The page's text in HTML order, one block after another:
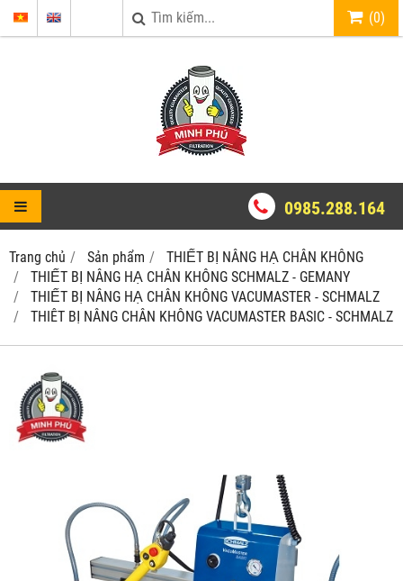
(0)
0985.288.164
Trang chủ Sản phẩm
THIẾT BỊ NÂNG HẠ CHÂN KHÔNG
THIẾT BỊ NÂNG HẠ CHÂN KHÔNG SCHMALZ - GEMANY
THIẾT BỊ NÂNG HẠ CHÂN KHÔNG VACUMASTER - SCHMALZ
THIÊT BỊ NÂNG CHÂN KHÔNG VACUMASTER BASIC - SCHMALZ